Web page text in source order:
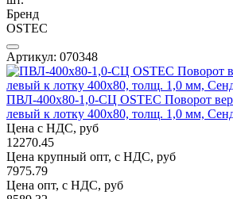
Бренд
OSTEC
Артикул: 070348
ПВЛ-400х80-1,0-СЦ OSTEC Поворот
левый к лотку 400х80, толщ. 1,0 мм,
Цена с НДС, руб
12270.45
Цена крупный опт, с НДС, руб
7975.79
Цена опт, с НДС, руб